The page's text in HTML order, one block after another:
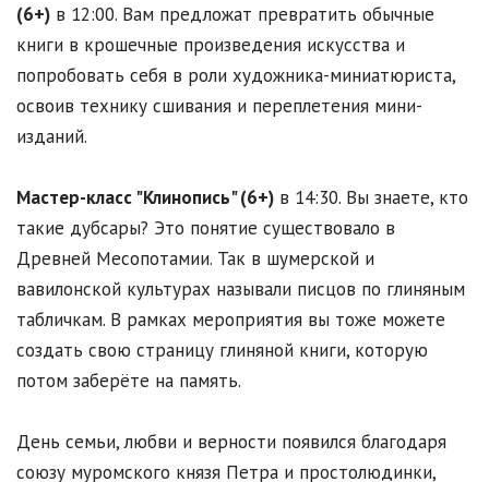
(6+) в 12:00. Вам предложат превратить обычные
книги в крошечные произведения искусства и
попробовать себя в роли художника-миниатюриста,
освоив технику сшивания и переплетения мини-
изданий.
Мастер-класс "Клинопись" (6+) в 14:30. Вы знаете, кто
такие дубсары? Это понятие существовало в
Древней Месопотамии. Так в шумерской и
вавилонской культурах называли писцов по глиняным
табличкам. В рамках мероприятия вы тоже можете
создать свою страницу глиняной книги, которую
потом заберёте на память.
День семьи, любви и верности появился благодаря
союзу муромского князя Петра и простолюдинки,